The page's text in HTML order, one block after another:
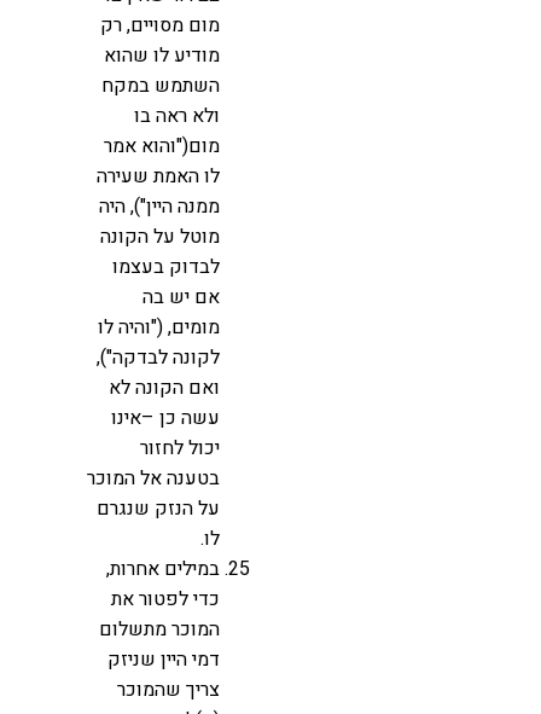
מום מסויים, רק
מודיע לו שהוא
השתמש במקח
ולא ראה בו
מום("והוא אמר
לו האמת שעירה
ממנה היין"), היה
מוטל על הקונה
לבדוק בעצמו
אם יש בה
מומים, ("והיה לו
לקונה לבדקה"),
ואם הקונה לא
עשה כן –אינו
יכול לחזור
בטענה אל המוכר
על הנזק שנגרם
לו.
במילים אחרות,
כדי לפטור את
המוכר מתשלום
דמי היין שניזק
צריך שהמוכר